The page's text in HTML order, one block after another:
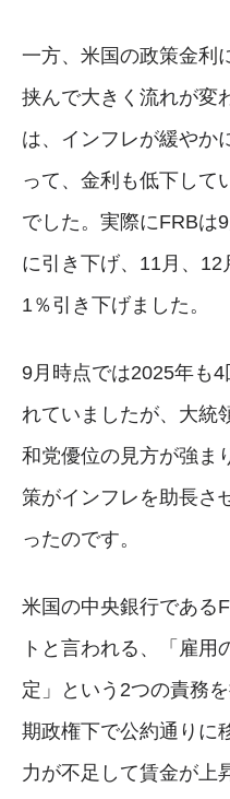
一方、米国の政策金利
挟んで大きく流れが変
は、インフレが緩やか
って、金利も低下して
でした。実際にFRBは
に引き下げ、11月、
1％引き下げました。
9月時点では2025年も
れていましたが、大統
和党優位の見方が強ま
策がインフレを助長さ
ったのです。
米国の中央銀行である
トと言われる、「雇用
定」という2つの責務
期政権下で公約通りに
力が不足して賃金が上